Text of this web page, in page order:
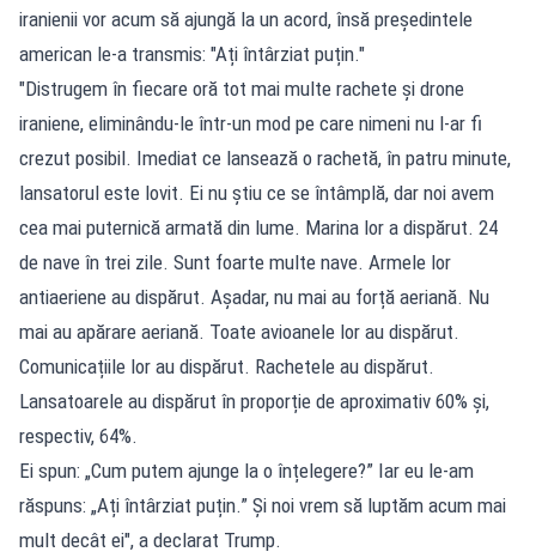
iranienii vor acum să ajungă la un acord, însă președintele
american le-a transmis: "Ați întârziat puțin."
"Distrugem în fiecare oră tot mai multe rachete și drone
iraniene, eliminându-le într-un mod pe care nimeni nu l-ar fi
crezut posibil. Imediat ce lansează o rachetă, în patru minute,
lansatorul este lovit. Ei nu știu ce se întâmplă, dar noi avem
cea mai puternică armată din lume. Marina lor a dispărut. 24
de nave în trei zile. Sunt foarte multe nave. Armele lor
antiaeriene au dispărut. Așadar, nu mai au forță aeriană. Nu
mai au apărare aeriană. Toate avioanele lor au dispărut.
Comunicațiile lor au dispărut. Rachetele au dispărut.
Lansatoarele au dispărut în proporție de aproximativ 60% și,
respectiv, 64%.
Ei spun: „Cum putem ajunge la o înțelegere?” Iar eu le-am
răspuns: „Ați întârziat puțin.” Și noi vrem să luptăm acum mai
mult decât ei", a declarat Trump.